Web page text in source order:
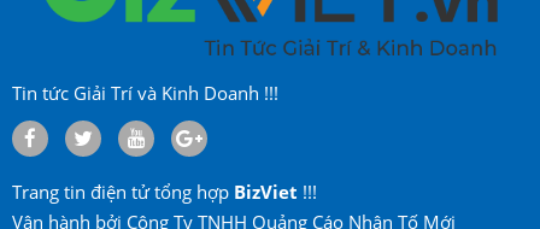
Tin tức Giải Trí và Kinh Doanh !!!
Trang tin điện tử tổng hợp BizViet !!!
Vận hành bởi Công Ty TNHH Quảng Cáo Nhân Tố Mới